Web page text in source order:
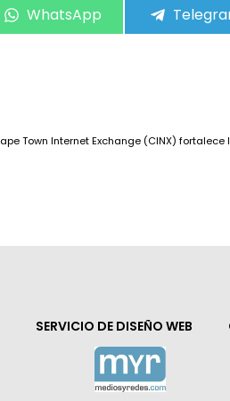
WhatsApp
SERVICIO DE DISEÑO WEB